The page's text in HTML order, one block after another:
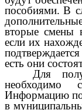
пособиями. В
вторые смены
если их
есть они
Для
необходимо
Информацию
в